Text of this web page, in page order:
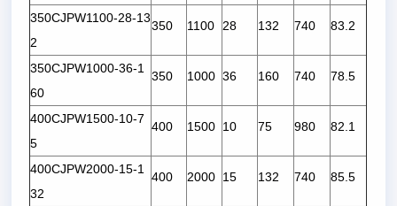
350CJPW1100-28-13
2
350 1100 28 132 740 83.2
350CJPW1000-36-1
60
350 1000 36 160 740 78.5
400CJPW1500-10-7
5
400 1500 10 75 980 82.1
400CJPW2000-15-1
32
400 2000 15 132 740 85.5